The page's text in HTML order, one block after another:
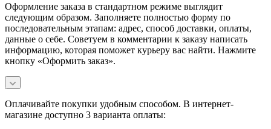
Оформление заказа в стандартном режиме выглядит
следующим образом. Заполняете полностью форму по
последовательным этапам: адрес, способ доставки, оплаты,
данные о себе. Советуем в комментарии к заказу написать
информацию, которая поможет курьеру вас найти. Нажмите
кнопку «Оформить заказ».
Оплачивайте покупки удобным способом. В интернет-
магазине доступно 3 варианта оплаты: